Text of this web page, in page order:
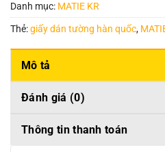
Danh mục: MATIE KR
Thẻ:giấy dán tường hàn quốc,
Mô tả
Đánh giá (0)
Thông tin thanh toán